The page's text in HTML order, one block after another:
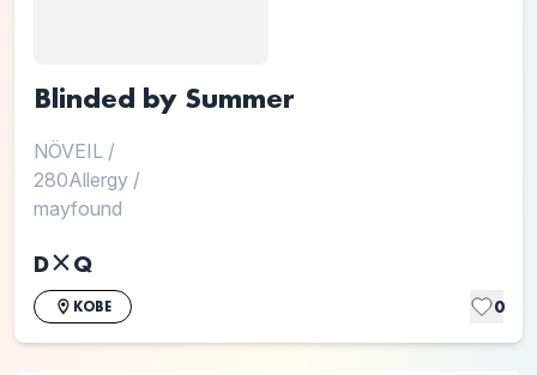
Blinded by Summer
NÖVEIL /
280Allergy /
mayfound
D×Q
KOBE 0